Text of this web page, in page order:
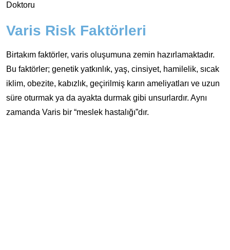
Doktoru
Varis Risk Faktörleri
Birtakım faktörler, varis oluşumuna zemin hazırlamaktadır.
Bu faktörler; genetik yatkınlık, yaş, cinsiyet, hamilelik, sıcak
iklim, obezite, kabızlık, geçirilmiş karın ameliyatları ve uzun
süre oturmak ya da ayakta durmak gibi unsurlardır. Aynı
zamanda Varis bir “meslek hastalığı”dır.